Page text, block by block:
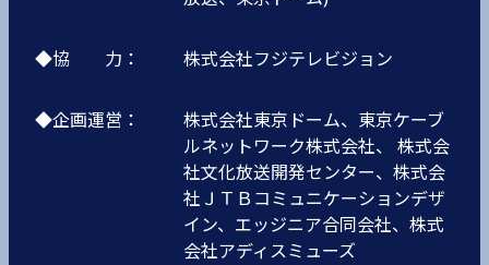
◆協 力： 株式会社フジテレビジョン
◆企画運営：
株式会社東京ドーム、東京ケーブ
ルネットワーク株式会社、 株式会
社文化放送開発センター、株式会
社ＪＴＢコミュニケーションデザ
イン、エッジニア合同会社、株式
会社アディスミューズ